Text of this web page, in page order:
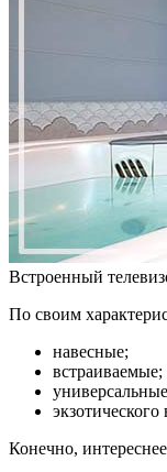
Встроенный
По своим
навесные;
встраиваемые;
экзотического
Конечно,